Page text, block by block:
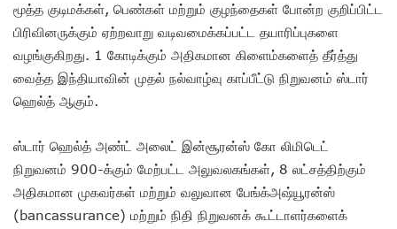
மூத்த குடிமக்கள், பெண்கள் மற்றும் குழந்தைகள் போன்ற குறிப்பிட்ட
பிரிவினருக்கும் ஏற்றவாறு வடிவமைக்கப்பட்ட தயாரிப்புகளை
வழங்குகிறது. 1 கோடிக்கும் அதிகமான கிளைம்களைத் தீர்த்து
வைத்த இந்தியாவின் முதல் நல்வாழ்வு காப்பீட்டு நிறுவனம் ஸ்டார்
ஹெல்த் ஆகும்.
ஸ்டார் ஹெல்த் அண்ட் அலைட் இன்சூரன்ஸ் கோ லிமிடெட்
நிறுவனம் 900-க்கும் மேற்பட்ட அலுவலகங்கள், 8 லட்சத்திற்கும்
அதிகமான முகவர்கள் மற்றும் வலுவான பேங்க்அஷ்யூரன்ஸ்
(bancassurance) மற்றும் நிதி நிறுவனக் கூட்டாளர்களைக்